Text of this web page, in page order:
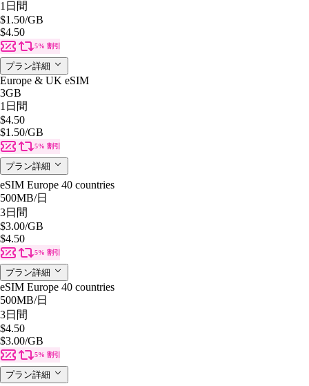
1日間
$1.50/GB
$4.50
5% 割引
プラン詳細
Europe & UK eSIM
3GB
1日間
$4.50
$1.50/GB
5% 割引
プラン詳細
eSIM Europe 40 countries
500MB/日
3日間
$3.00/GB
$4.50
5% 割引
プラン詳細
eSIM Europe 40 countries
500MB/日
3日間
$4.50
$3.00/GB
5% 割引
プラン詳細